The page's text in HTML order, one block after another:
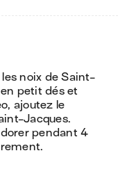
noix de Saint-
petit dés et
ajoutez le
Jacques.
pendant 4